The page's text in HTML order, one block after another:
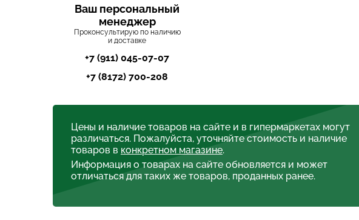
Ваш персональный
менеджер
Проконсультирую по наличию
и доставке
+7 (911) 045-07-07
+7 (8172) 700-208
Цены и наличие товаров на сайте и в гипермаркетах могут
различаться. Пожалуйста, уточняйте стоимость и наличие
товаров в конкретном магазине.
Информация о товарах на сайте обновляется и может
отличаться для таких же товаров, проданных ранее.